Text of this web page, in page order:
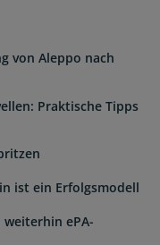
von Aleppo nach
Praktische Tipps
ist ein Erfolgsmodell
ePA-